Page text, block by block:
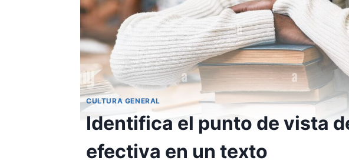
CULTURA GENERAL
Identifica el punto de vista
efectiva en un texto